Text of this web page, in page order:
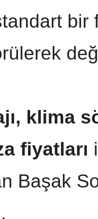
klima
fiyatları
Başak